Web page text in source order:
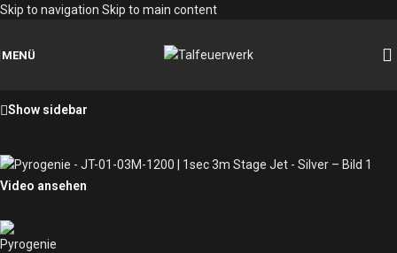
Skip to navigation Skip to main content
MENÜ
Show sidebar
Video ansehen